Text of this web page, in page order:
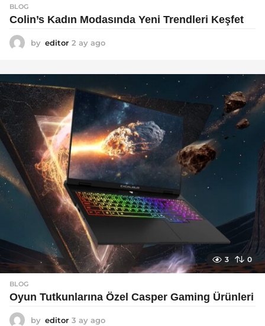
BLOG
Colin’s Kadın Modasında Yeni Trendleri Keşfet
by editor 2 ay ago
a
o
3 0
BLOG
Oyun Tutkunlarına Özel Casper Gaming Ürünleri
by editor 3 ay ago